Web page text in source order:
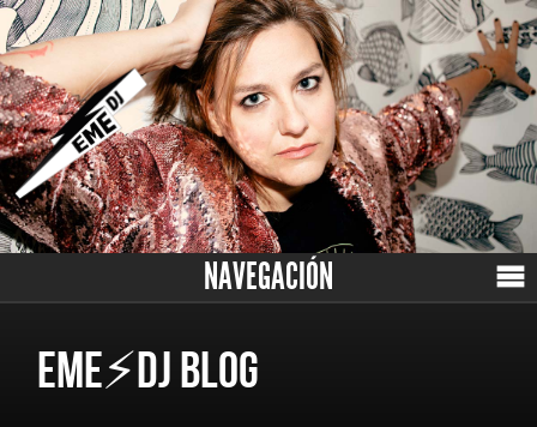
NAVEGACIÓN
EME⚡DJ BLOG